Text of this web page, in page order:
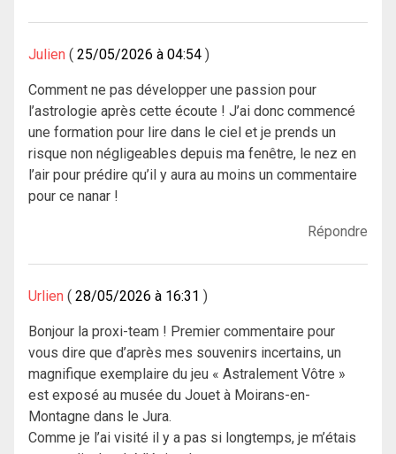
Julien 25/05/2026 à 04:54
Comment ne pas développer une passion pour
l’astrologie après cette écoute ! J’ai donc commencé
une formation pour lire dans le ciel et je prends un
risque non négligeables depuis ma fenêtre, le nez en
l’air pour prédire qu’il y aura au moins un commentaire
pour ce nanar !
Répondre
Urlien 28/05/2026 à 16:31
Bonjour la proxi-team ! Premier commentaire pour
vous dire que d’après mes souvenirs incertains, un
magnifique exemplaire du jeu « Astralement Vôtre »
est exposé au musée du Jouet à Moirans-en-
Montagne dans le Jura.
Comme je l’ai visité il y a pas si longtemps, je m’étais